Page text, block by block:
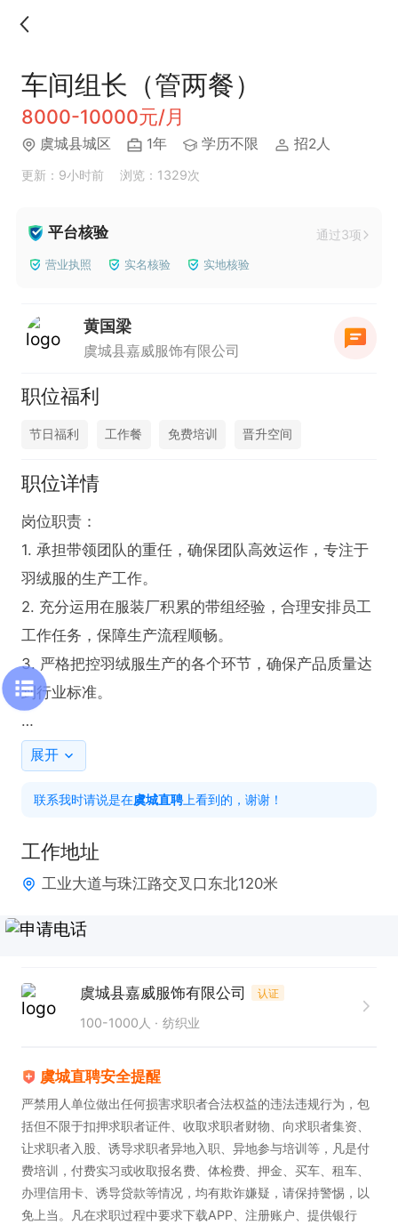
车间组长（管两餐）
8000-10000元/月
虞城县城区 1年 学历不限 招2人
更新：9小时前 浏览：1329次
平台核验 通过3项
营业执照 实名核验 实地核验
黄国梁
虞城县嘉威服饰有限公司
职位福利
节日福利 工作餐 免费培训 晋升空间
职位详情
岗位职责：
1. 承担带领团队的重任，确保团队高效运作，专注于
羽绒服的生产工作。
2. 充分运用在服装厂积累的带组经验，合理安排员工
工作任务，保障生产流程顺畅。
3. 严格把控羽绒服生产的各个环节，确保产品质量达
到行业标准。
任职要求：
对各类生产管理问题。
点了如指掌。
3. 拥有出色的团队管理能力，能够有效激励员工，提
升团队整体绩效。
薪资待遇优厚，8000 - 10000元。同时享有车间组长
展开
联系我时请说是在虞城直聘 上看到的，谢谢！
工作地址
工业大道与珠江路交叉口东北120米
虞城县嘉威服饰有限公司 认证
100-1000人 纺织业
虞城直聘安全提醒
严禁用人单位做出任何损害求职者合法权益的违法违规行为，包
括但不限于扣押求职者证件、收取求职者财物、向求职者集资、
让求职者入股、诱导求职者异地入职、异地参与培训等，凡是付
费培训，付费实习或收取报名费、体检费、押金、买车、租车、
办理信用卡、诱导贷款等情况，均有欺诈嫌疑，请保持警惕，以
免上当。凡在求职过程中要求下载APP、注册账户、提供银行